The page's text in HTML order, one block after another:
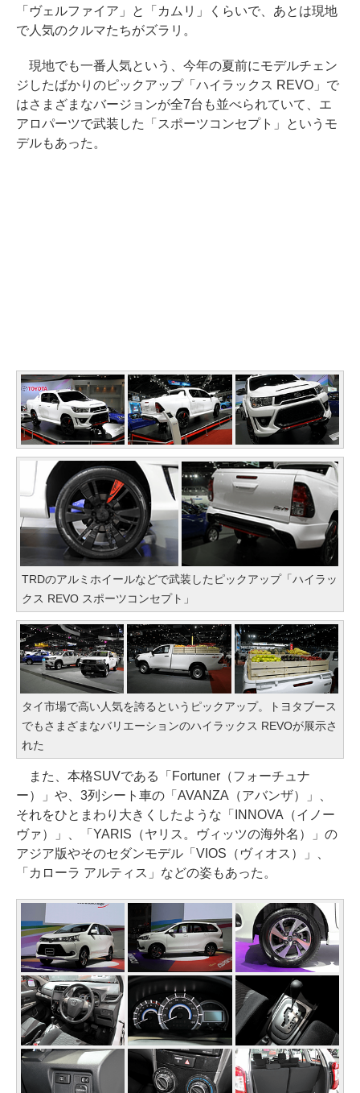
「ヴェルファイア」と「カムリ」くらいで、あとは現地
で人気のクルマたちがズラリ。
現地でも一番人気という、今年の夏前にモデルチェン
ジしたばかりのピックアップ「ハイラックス REVO」で
はさまざまなバージョンが全7台も並べられていて、エ
アロパーツで武装した「スポーツコンセプト」というモ
デルもあった。
TRDのアルミホイールなどで武装したピックアップ「ハイラッ
クス REVO スポーツコンセプト」
タイ市場で高い人気を誇るというピックアップ。トヨタブース
でもさまざまなバリエーションのハイラックス REVOが展示さ
れた
また、本格SUVである「Fortuner（フォーチュナ
ー）」や、3列シート車の「AVANZA（アバンザ）」、
それをひとまわり大きくしたような「INNOVA（イノー
ヴァ）」、「YARIS（ヤリス。ヴィッツの海外名）」の
アジア版やそのセダンモデル「VIOS（ヴィオス）」、
「カローラ アルティス」などの姿もあった。